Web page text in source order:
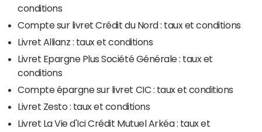
conditions
Compte sur livret Crédit du Nord : taux et conditions
Livret Allianz : taux et conditions
Livret Epargne Plus Société Générale : taux et
conditions
Compte épargne sur livret CIC : taux et conditions
Livret Zesto : taux et conditions
Livret La Vie d'Ici Crédit Mutuel Arkéa : taux et